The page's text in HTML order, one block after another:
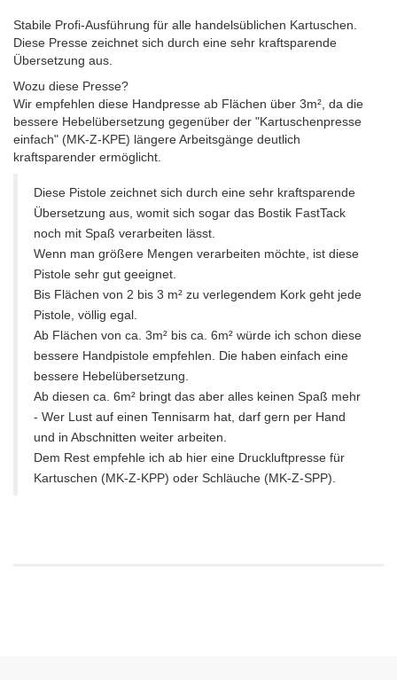
Stabile Profi-Ausführung für alle handelsüblichen Kartuschen.
Diese Presse zeichnet sich durch eine sehr kraftsparende
Übersetzung aus.
Wozu diese Presse?
Wir empfehlen diese Handpresse ab Flächen über 3m², da die
bessere Hebelübersetzung gegenüber der "Kartuschenpresse
einfach" (MK-Z-KPE) längere Arbeitsgänge deutlich
kraftsparender ermöglicht.
Diese Pistole zeichnet sich durch eine sehr kraftsparende
Übersetzung aus, womit sich sogar das Bostik FastTack
noch mit Spaß verarbeiten lässt.
Wenn man größere Mengen verarbeiten möchte, ist diese
Pistole sehr gut geeignet.
Bis Flächen von 2 bis 3 m² zu verlegendem Kork geht jede
Pistole, völlig egal.
Ab Flächen von ca. 3m² bis ca. 6m² würde ich schon diese
bessere Handpistole empfehlen. Die haben einfach eine
bessere Hebelübersetzung.
Ab diesen ca. 6m² bringt das aber alles keinen Spaß mehr
- Wer Lust auf einen Tennisarm hat, darf gern per Hand
und in Abschnitten weiter arbeiten.
Dem Rest empfehle ich ab hier eine Druckluftpresse für
Kartuschen (MK-Z-KPP) oder Schläuche (MK-Z-SPP).